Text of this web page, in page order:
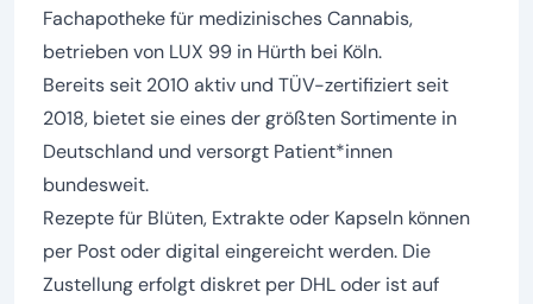
Fachapotheke für medizinisches Cannabis,
betrieben von LUX 99 in Hürth bei Köln.
Bereits seit 2010 aktiv und TÜV-zertifiziert seit
2018, bietet sie eines der größten Sortimente in
Deutschland und versorgt Patient*innen
bundesweit.
Rezepte für Blüten, Extrakte oder Kapseln können
per Post oder digital eingereicht werden. Die
Zustellung erfolgt diskret per DHL oder ist auf